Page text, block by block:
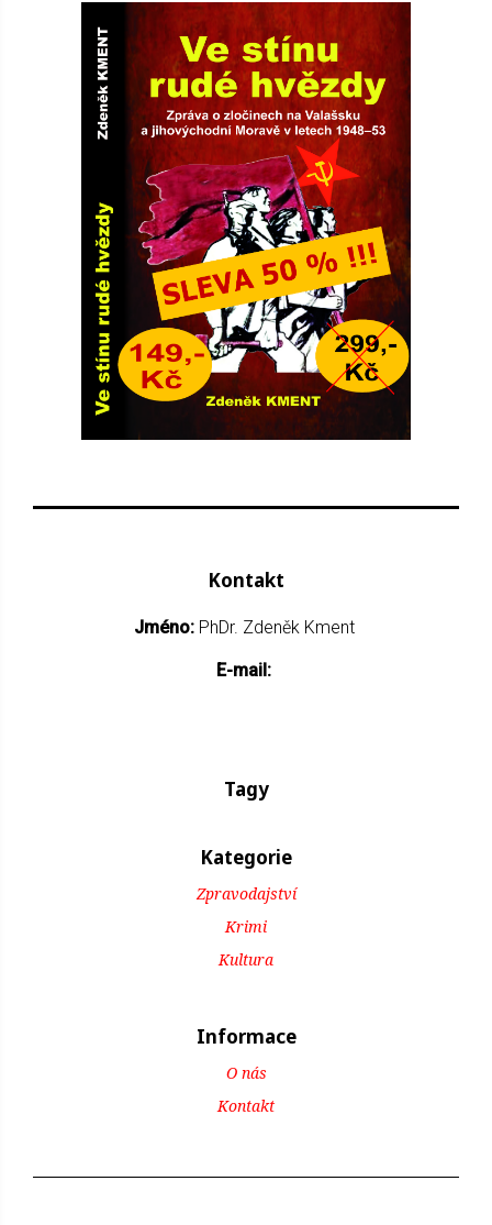
Kontakt
Jméno: PhDr. Zdeněk Kment
E-mail:
Tagy
Kategorie
Zpravodajství
Krimi
Kultura
Informace
O nás
Kontakt